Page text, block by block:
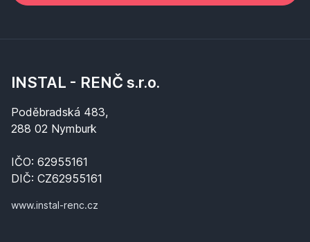
INSTAL - RENČ s.r.o.
Poděbradská 483,
288 02 Nymburk
IČO: 62955161
DIČ: CZ62955161
www.instal-renc.cz